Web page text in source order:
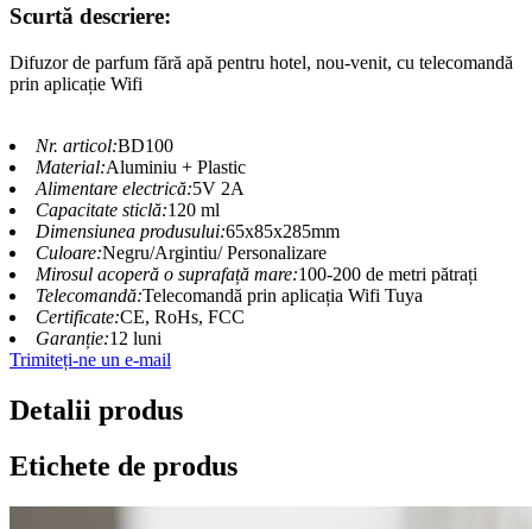
Scurtă descriere:
Difuzor de parfum fără apă pentru hotel, nou-venit, cu telecomandă
prin aplicație Wifi
Nr. articol:BD100
Material:Aluminiu + Plastic
Alimentare electrică:5V 2A
Capacitate sticlă:120 ml
Dimensiunea produsului:65x85x285mm
Culoare:Negru/Argintiu/ Personalizare
Mirosul acoperă o suprafață mare:100-200 de metri pătrați
Telecomandă:Telecomandă prin aplicația Wifi Tuya
Certificate:CE, RoHs, FCC
Garanție:12 luni
Trimiteți-ne un e-mail
Detalii produs
Etichete de produs